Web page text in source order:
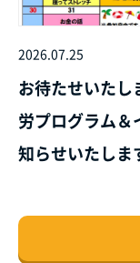
2026.07.25
お待たせいたし
労プログラム
知らせいたしま